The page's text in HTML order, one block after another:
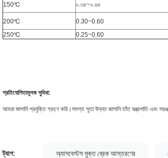
150℃ ০.৩৫~০.৬৫
200℃ 0.30~0.60
250℃ 0.25~0.60
প্রতিযোগিতামূলক সুবিধা:
আমরা জাপানি প্রযুক্তি গ্রহণ করি।সমস্ত সুতা উন্নত জাপানি তাঁত যন্ত্রপাতি এবং
ট্যাগ: অ্যাসবেস্টস মুক্ত ব্রেক আস্তরণের